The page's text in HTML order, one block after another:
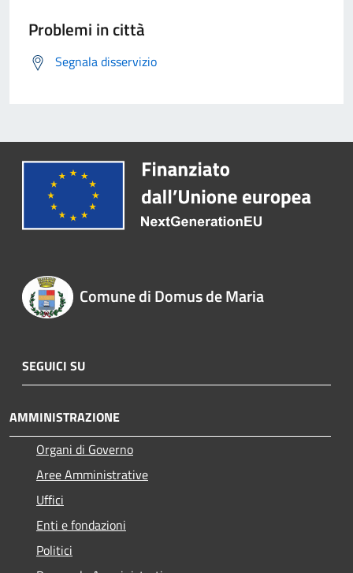
Problemi in città
Segnala disservizio
Comune di Domus de Maria
SEGUICI SU
AMMINISTRAZIONE
Organi di Governo
Aree Amministrative
Uffici
Enti e fondazioni
Politici